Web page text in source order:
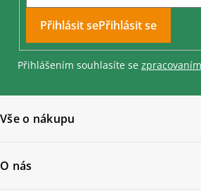
Přihlásit se
Přihlášením souhlasíte se
Vše o nákupu
O nás